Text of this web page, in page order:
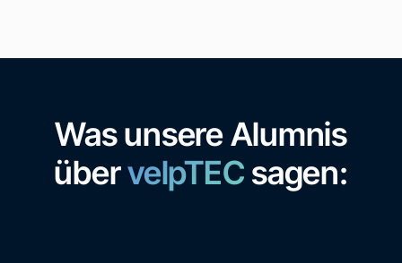
Was unsere Alumnis
übervelpTEC sagen: